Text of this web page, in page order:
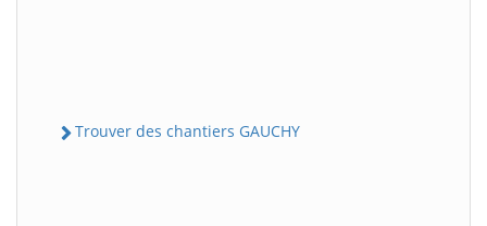
Trouver des chantiers GAUCHY